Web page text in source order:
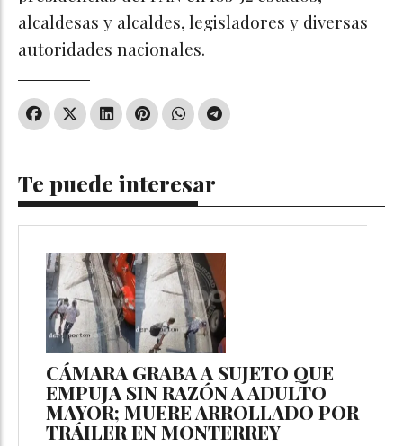
alcaldesas y alcaldes, legisladores y diversas
autoridades nacionales.
Te puede interesar
CÁMARA GRABA A SUJETO QUE
EMPUJA SIN RAZÓN A ADULTO
MAYOR; MUERE ARROLLADO POR
TRÁILER EN MONTERREY